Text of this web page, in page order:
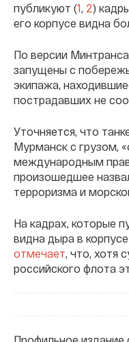
публикуют (1 2)
его корпусе видна
По версии
запущены с
экипажа,
пострадавших не
Уточняется, что
Мурманск с грузом,
международным
произошедшее
терроризма и
На кадрах, которые
видна дыра в
отмечает , что, хотя
российского флота
Профильное